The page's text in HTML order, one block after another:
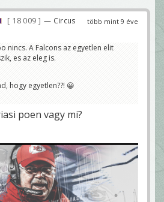
több mint 9 éve
18 009
— Circus
nincs. A Falcons az egyetlen elit
es az eleg is.
hogy egyetlen??! 😀
poen vagy mi?